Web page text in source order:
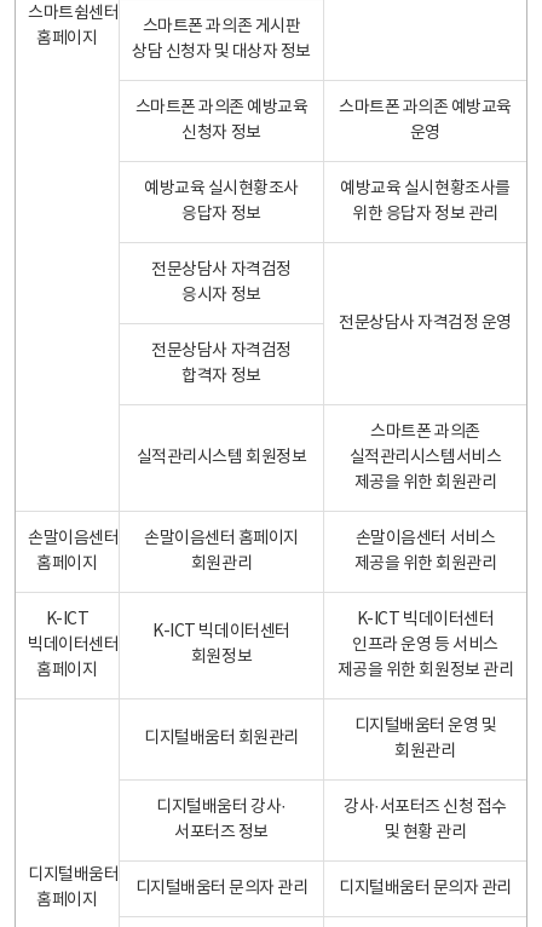
스마트쉼센터
홈페이지
스마트폰 과의존 게시판
상담 신청자 및 대상자 정보
스마트폰 과의존 예방교육
신청자 정보
스마트폰 과의존 예방교육
운영
예방교육 실시현황조사
응답자 정보
예방교육 실시현황조사를
위한 응답자 정보 관리
전문상담사 자격검정
응시자 정보
전문상담사 자격검정 운영
전문상담사 자격검정
합격자 정보
실적관리시스템 회원정보
스마트폰 과의존
실적관리시스템서비스
제공을 위한 회원관리
손말이음센터
홈페이지
손말이음센터 홈페이지
회원관리
손말이음센터 서비스
제공을 위한 회원관리
K-ICT
빅데이터센터
홈페이지
K-ICT 빅데이터센터
회원정보
K-ICT 빅데이터센터
인프라 운영 등 서비스
제공을 위한 회원정보 관리
디지털배움터
홈페이지
디지털배움터 회원관리
디지털배움터 운영 및
회원관리
디지털배움터 강사·
서포터즈 정보
강사·서포터즈 신청 접수
및 현황 관리
디지털배움터 문의자 관리 디지털배움터 문의자 관리